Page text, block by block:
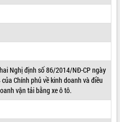
Nghị định số 86/2014/NĐ-CP ngày
Chính phủ về kinh doanh và điều
vận tải bằng xe ô tô.